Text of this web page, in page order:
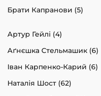
Брати Капранови (5)
Артур Гейлі (4)
Аґнєшка Стельмашик (6)
Іван Карпенко-Карий (6)
Наталія Шост (62)